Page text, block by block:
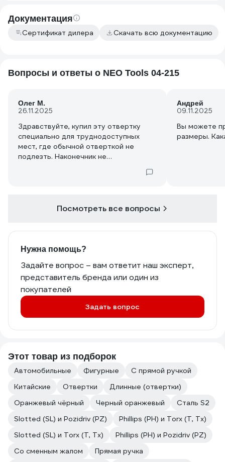
Документация
Сертификат дилера Скачать всю документацию
Вопросы и ответы о NEO Tools 04-215
Олег М.
26.11.2025
Здравствуйте, купил эту отвертку
специально для труднодоступных
мест, где обычной отверткой не
подлезть. Наконечник не
него со свистом как только опускаешь
восторженными отзывами здесь, при
второй рукой нельзя, так как рука
намагниченный переходник? Спасибо.
Андрей
09.11.2025
Вы можете
размеры.
Посмотреть все вопросы
Нужна помощь?
Задайте вопрос – вам ответит наш эксперт,
представитель бренда или один из
покупателей
Задать вопрос
Этот товар из подборок
Автомобильные Фигурные
С прямой ручкой
Китайские
Отвертки
Длинные (отвертки)
Оранжевый чёрный
Черный оранжевый
Сталь S2
Slotted (SL) и Pozidriv (PZ)
Phillips (PH) и Torx (T, Tx)
Slotted (SL) и Torx (T, Tx)
Phillips (PH) и Pozidriv (PZ)
Со сменным жалом
Прямая ручка